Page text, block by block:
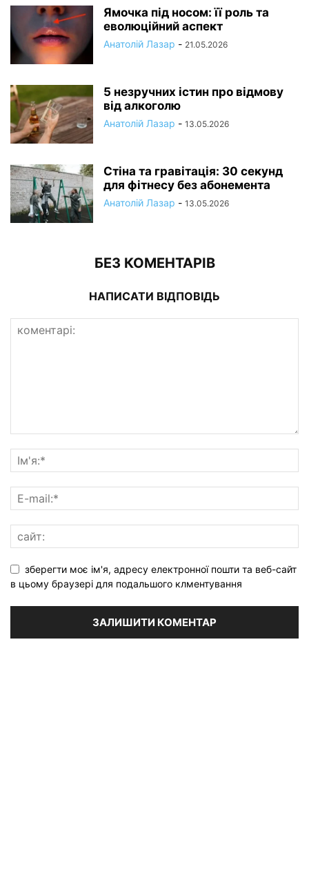
Ямочка під носом: її роль та
еволюційний аспект
Анатолій Лазар - 21.05.2026
5 незручних істин про відмову
від алкоголю
Анатолій Лазар - 13.05.2026
Стіна та гравітація: 30 секунд
для фітнесу без абонемента
Анатолій Лазар - 13.05.2026
БЕЗ КОМЕНТАРІВ
НАПИСАТИ ВІДПОВІДЬ
зберегти моє ім'я, адресу електронної пошти та веб-сайт
в цьому браузері для подальшого клментування